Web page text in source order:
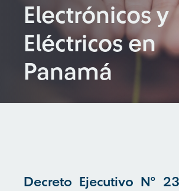
Electrónicos y
Eléctricos en
Panamá
Decreto Ejecutivo N°